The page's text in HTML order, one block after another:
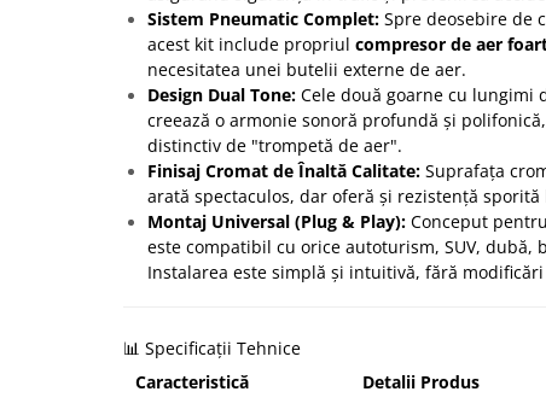
Sistem Pneumatic Complet: Spre deosebire de
acest kit include propriul compresor de aer
necesitatea unei butelii externe de aer.
Design Dual Tone: Cele două goarne cu lungimi
creează o armonie sonoră profundă și
distinctiv de "trompetă de aer".
Finisaj Cromat de Înaltă Calitate: Suprafața
arată spectaculos, dar oferă și rezistență
Montaj Universal (Plug & Play): Conceput
este compatibil cu orice autoturism, SUV, dubă,
Instalarea este simplă și intuitivă, fără
📊 Specificații Tehnice
Caracteristică
Detalii Produs